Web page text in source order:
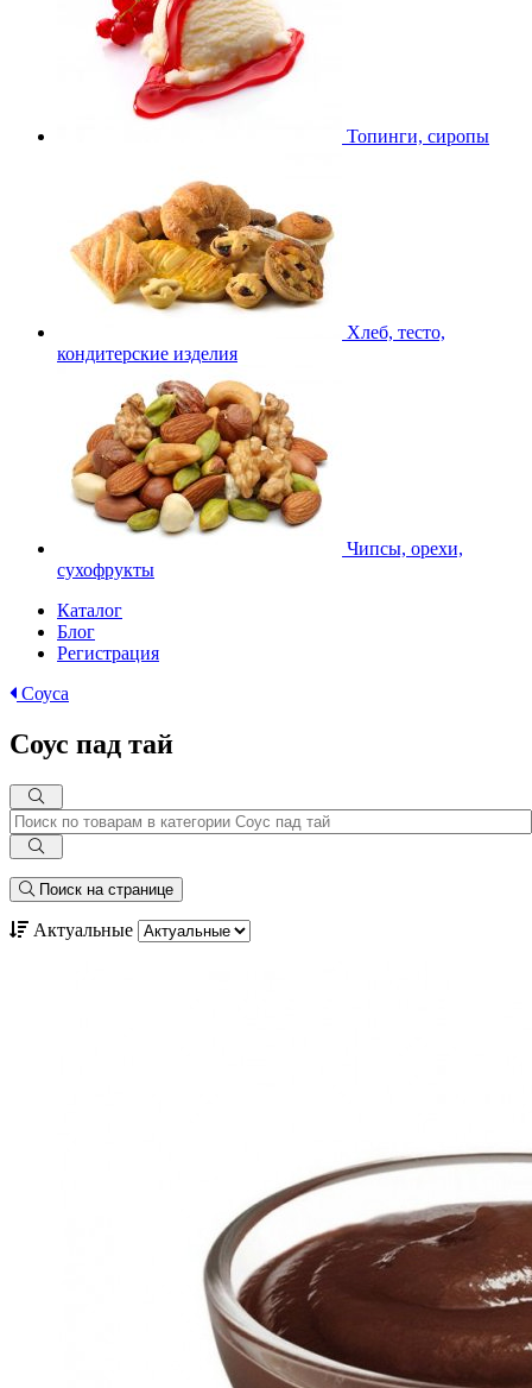
Топинги, сиропы
Хлеб, тесто,
кондитерские изделия
Чипсы, орехи,
сухофрукты
Каталог
Блог
Регистрация
Соуса
Соус пад тай
Поиск на странице
Актуальные